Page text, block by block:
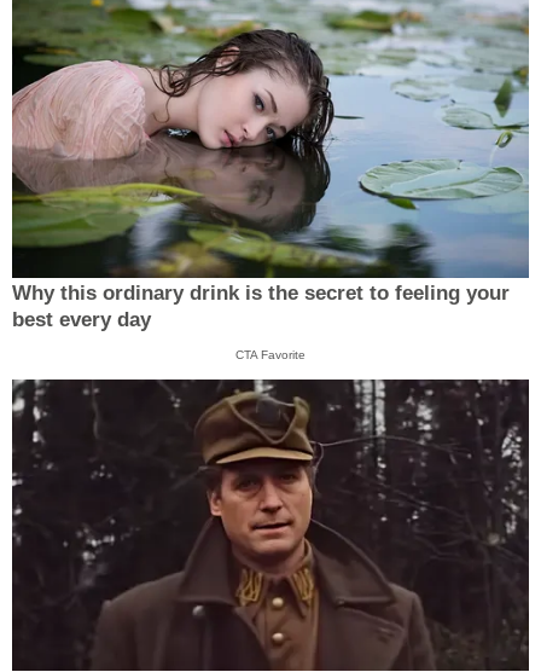
Why this ordinary drink is the secret to feeling your
best every day
CTA Favorite